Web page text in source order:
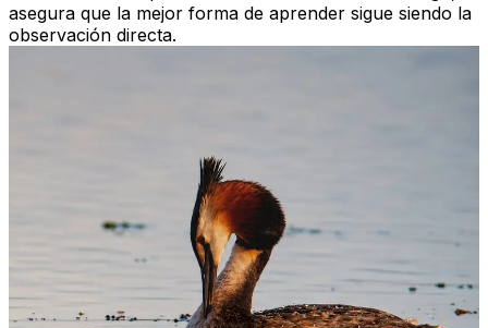
asegura que la mejor forma de aprender sigue siendo la
observación directa.